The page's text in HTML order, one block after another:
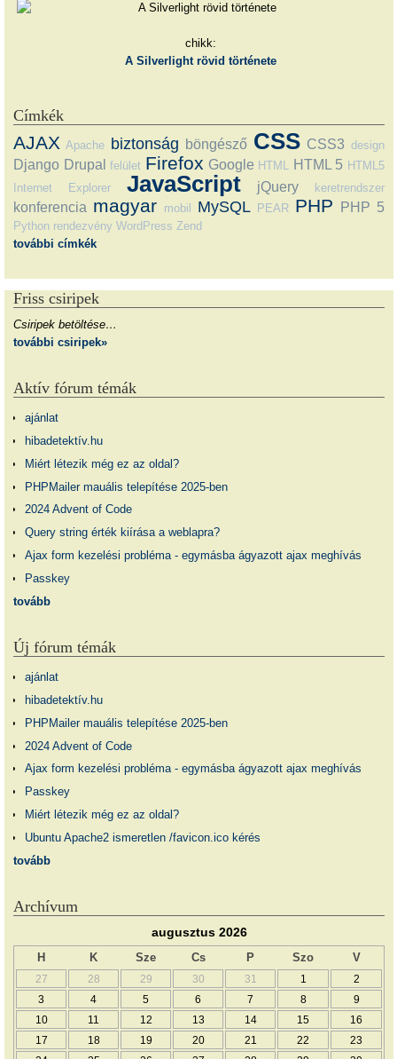
chikk:
A Silverlight rövid története
Címkék
AJAX Apache biztonság böngésző CSS CSS3 design
Django Drupal felület Firefox Google HTML HTML 5 HTML5
Internet Explorer
JavaScript jQuery keretrendszer
konferencia magyar mobil MySQL PEAR PHP PHP 5
Python rendezvény WordPress Zend
további címkék
Friss csiripek
Csiripek betöltése…
további csiripek»
Aktív fórum témák
ajánlat
hibadetektív.hu
Miért létezik még ez az oldal?
PHPMailer mauális telepítése 2025-ben
2024 Advent of Code
Query string érték kiírása a weblapra?
Ajax form kezelési probléma - egymásba ágyazott ajax meghívás
Passkey
tovább
Új fórum témák
ajánlat
hibadetektív.hu
PHPMailer mauális telepítése 2025-ben
2024 Advent of Code
Ajax form kezelési probléma - egymásba ágyazott ajax meghívás
Passkey
Miért létezik még ez az oldal?
Ubuntu Apache2 ismeretlen /favicon.ico kérés
tovább
Archívum
augusztus 2026
H K Sze Cs P Szo V
27 28 29 30 31 1
2
3
4 5 6 7 8
9
10
11 12 13 14 15
16
17
18 19 20 21 22
23